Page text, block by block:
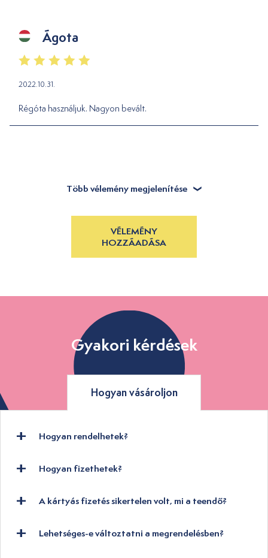
Ágota
2022.10.31.
Régóta használjuk. Nagyon bevált.
Több vélemény megjelenítése
VÉLEMÉNY
HOZZÁADÁSA
Gyakori kérdések
Hogyan vásároljon
Hogyan rendelhetek?
Hogyan fizethetek?
A kártyás fizetés sikertelen volt, mi a teendő?
Lehetséges-e változtatni a megrendelésben?